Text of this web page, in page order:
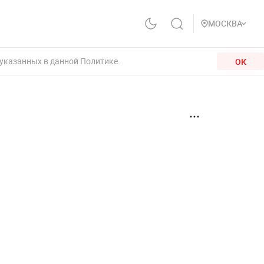
МОСКВА
в данной Политике. ОК